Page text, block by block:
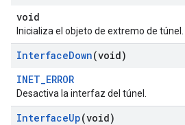
void
Inicializa el objeto de extremo de túnel.
InterfaceDown(void)
INET_ERROR
Desactiva la interfaz del túnel.
InterfaceUp(void)